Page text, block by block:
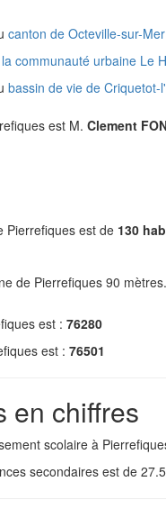
canton de Octeville-sur-Mer
la communauté urbaine Le
bassin de vie de Criquetot-
est M. Clement
Pierrefiques est de 130
de Pierrefiques 90 mètres.
est : 76280
est : 76501
en chiffres
scolaire à
secondaires est de